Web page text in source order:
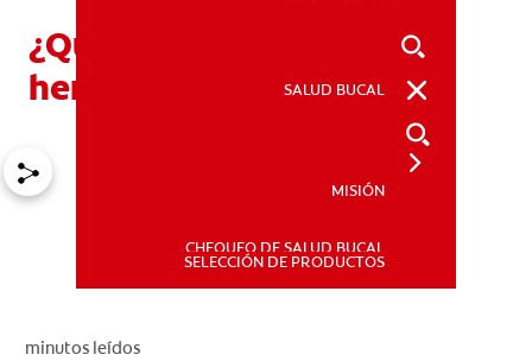
SALUD BUCAL
MISIÓN
CHEQUEO DE SALUD BUCAL
SELECCIÓN DE PRODUCTOS
¿Qué es la microsomía
hemifacial?
minutos leídos